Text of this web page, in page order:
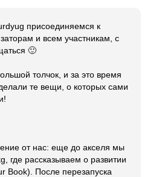
присоединяемся к
и всем участникам, с
🙂
толчок, и за это время
те вещи, о которых сами
от нас: еще до акселя мы
где рассказываем о развитии
Book). После перезапуска